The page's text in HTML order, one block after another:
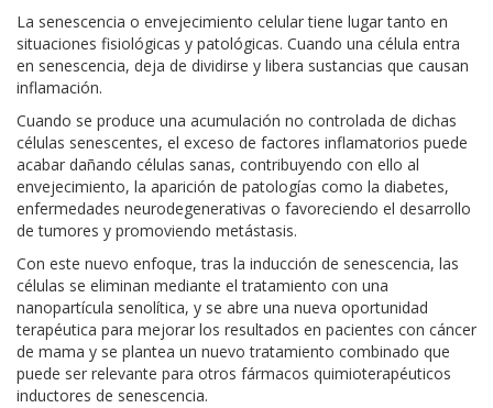
La senescencia o envejecimiento celular tiene lugar tanto en
situaciones fisiológicas y patológicas. Cuando una célula entra
en senescencia, deja de dividirse y libera sustancias que causan
inflamación.
Cuando se produce una acumulación no controlada de dichas
células senescentes, el exceso de factores inflamatorios puede
acabar dañando células sanas, contribuyendo con ello al
envejecimiento, la aparición de patologías como la diabetes,
enfermedades neurodegenerativas o favoreciendo el desarrollo
de tumores y promoviendo metástasis.
Con este nuevo enfoque, tras la inducción de senescencia, las
células se eliminan mediante el tratamiento con una
nanopartícula senolítica, y se abre una nueva oportunidad
terapéutica para mejorar los resultados en pacientes con cáncer
de mama y se plantea un nuevo tratamiento combinado que
puede ser relevante para otros fármacos quimioterapéuticos
inductores de senescencia.